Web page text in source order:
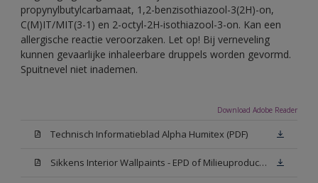
propynylbutylcarbamaat, 1,2-benzisothiazool-3(2H)-on,
C(M)IT/MIT(3-1) en 2-octyl-2H-isothiazool-3-on. Kan een
allergische reactie veroorzaken. Let op! Bij verneveling
kunnen gevaarlijke inhaleerbare druppels worden gevormd.
Spuitnevel niet inademen.
Download Adobe Reader
Technisch Informatieblad Alpha Humitex (PDF)
Sikkens Interior Wallpaints - EPD of Milieuproductverklaring